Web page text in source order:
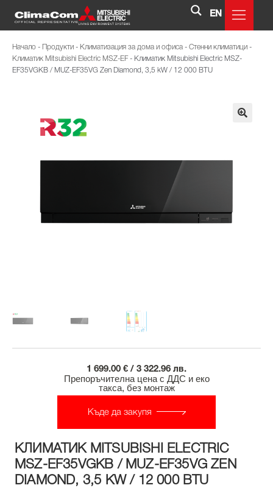
EN
Начало - Продукти - Климатизация за дома и офиса - Стенни климатици -
Климатик Mitsubishi Electric MSZ-EF - Климатик Mitsubishi Electric MSZ-
EF35VGKB / MUZ-EF35VG Zen Diamond, 3,5 kW / 12 000 BTU
1 699.00 € / 3 322.96 лв.
Препоръчителна цена с ДДС и еко
такса, без монтаж
Къде да закупя
КЛИМАТИК MITSUBISHI ELECTRIC
MSZ-EF35VGKB / MUZ-EF35VG ZEN
DIAMOND, 3,5 KW / 12 000 BTU